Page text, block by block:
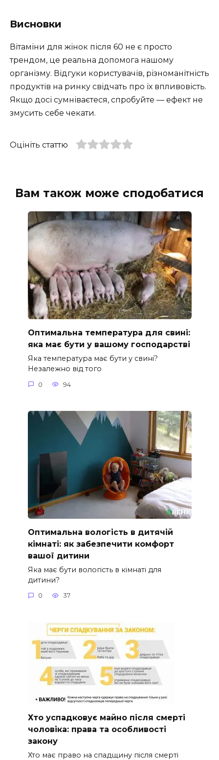
Висновки
Вітаміни для жінок після 60 не є просто
трендом, це реальна допомога нашому
організму. Відгуки користувачів, різноманітність
продуктів на ринку свідчать про їх впливовість.
Якщо досі сумніваєтеся, спробуйте — ефект не
змусить себе чекати.
Оцініть статтю
Вам також може сподобатися
Оптимальна температура для свині:
яка має бути у вашому господарстві
Яка температура має бути у свині?
Незалежно від того
0 94
Оптимальна вологість в дитячій
кімнаті: як забезпечити комфорт
вашої дитини
Яка має бути вологість в кімнаті для
дитини?
0 37
Хто успадковує майно після смерті
чоловіка: права та особливості
закону
Хто має право на спадщину після смерті